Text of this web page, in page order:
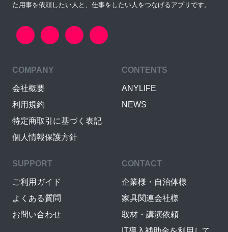
た用事を依頼したい人と、仕事をしたい人をつなげるアプリです。
COMPANY
会社概要
利用規約
特定商取引に基づく表記
個人情報保護方針
CONTENTS
ANYLIFE
NEWS
SUPPORT
ご利用ガイド
よくある質問
お問い合わせ
CONTACT
企業様・自治体様
家具関連会社様
取材・講演依頼